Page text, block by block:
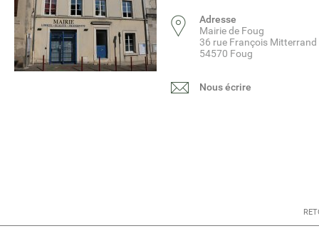
Adresse
Mairie de Foug
36 rue François Mitterrand
54570 Foug
Nous écrire